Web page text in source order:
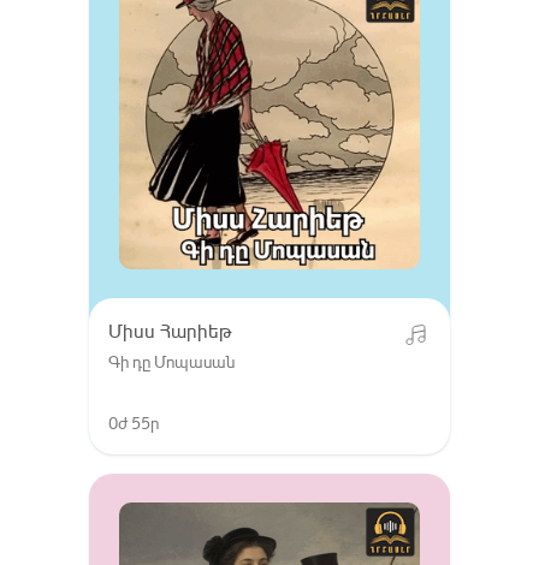
Միսս Հարիեթ
Գի դը Մոպասան
0ժ 55ր